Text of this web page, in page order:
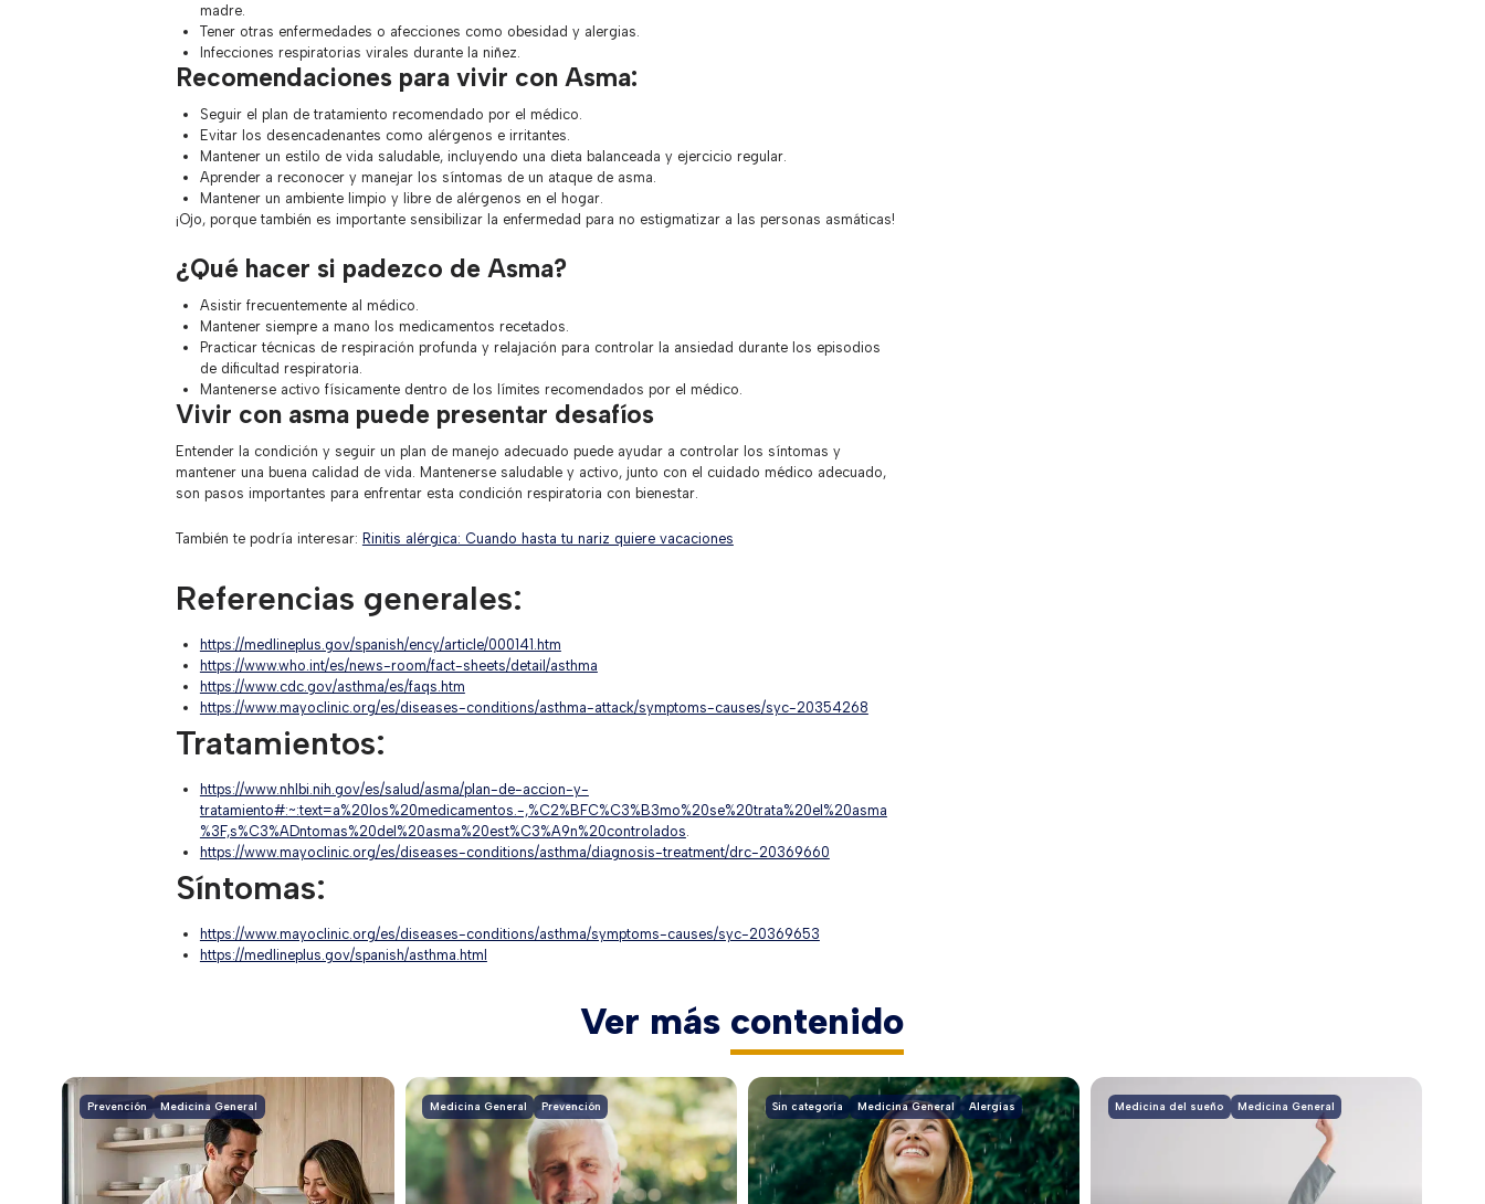
madre.
Tener otras enfermedades o afecciones como obesidad y alergias.
Infecciones respiratorias virales durante la niñez.
Recomendaciones para vivir con Asma:
Seguir el plan de tratamiento recomendado por el médico.
Evitar los desencadenantes como alérgenos e irritantes.
Mantener un estilo de vida saludable, incluyendo una dieta balanceada y ejercicio regular.
Aprender a reconocer y manejar los síntomas de un ataque de asma.
Mantener un ambiente limpio y libre de alérgenos en el hogar.
¡Ojo, porque también es importante sensibilizar la enfermedad para no estigmatizar a las personas asmáticas!
¿Qué hacer si padezco de Asma?
Asistir frecuentemente al médico.
Mantener siempre a mano los medicamentos recetados.
Practicar técnicas de respiración profunda y relajación para controlar la ansiedad durante los episodios
de dificultad respiratoria.
Mantenerse activo físicamente dentro de los límites recomendados por el médico.
Vivir con asma puede presentar desafíos
Entender la condición y seguir un plan de manejo adecuado puede ayudar a controlar los síntomas y
mantener una buena calidad de vida. Mantenerse saludable y activo, junto con el cuidado médico adecuado,
son pasos importantes para enfrentar esta condición respiratoria con bienestar.
También te podría interesar: Rinitis alérgica: Cuando hasta tu nariz quiere vacaciones
Referencias generales:
https://medlineplus.gov/spanish/ency/article/000141.htm
https://www.who.int/es/news-room/fact-sheets/detail/asthma
https://www.cdc.gov/asthma/es/faqs.htm
https://www.mayoclinic.org/es/diseases-conditions/asthma-attack/symptoms-causes/syc-20354268
Tratamientos:
https://www.nhlbi.nih.gov/es/salud/asma/plan-de-accion-y-
tratamiento#:~:text=a%20los%20medicamentos.-,%C2%BFC%C3%B3mo%20se%20trata%20el%20asma
%3F,s%C3%ADntomas%20del%20asma%20est%C3%A9n%20controlados.
https://www.mayoclinic.org/es/diseases-conditions/asthma/diagnosis-treatment/drc-20369660
Síntomas:
https://www.mayoclinic.org/es/diseases-conditions/asthma/symptoms-causes/syc-20369653
https://medlineplus.gov/spanish/asthma.html
Ver más contenido
Prevención Medicina General Medicina General Prevención Sin categoría Medicina General Alergias Medicina del sueño Medicina General